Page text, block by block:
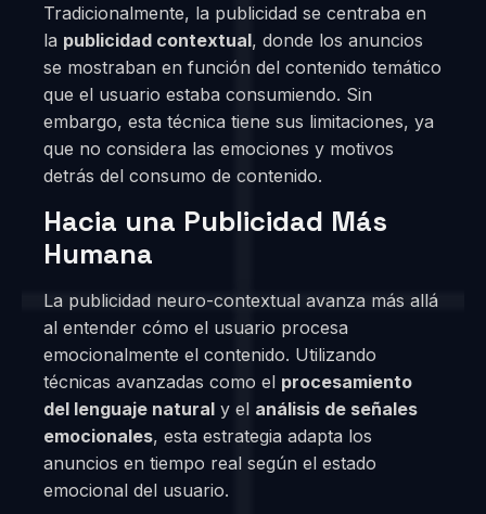
Tradicionalmente, la publicidad se centraba en
la publicidad contextual, donde los anuncios
se mostraban en función del contenido temático
que el usuario estaba consumiendo. Sin
embargo, esta técnica tiene sus limitaciones, ya
que no considera las emociones y motivos
detrás del consumo de contenido.
Hacia una Publicidad Más
Humana
La publicidad neuro-contextual avanza más allá
al entender cómo el usuario procesa
emocionalmente el contenido. Utilizando
técnicas avanzadas como el procesamiento
del lenguaje natural y el análisis de señales
emocionales, esta estrategia adapta los
anuncios en tiempo real según el estado
emocional del usuario.